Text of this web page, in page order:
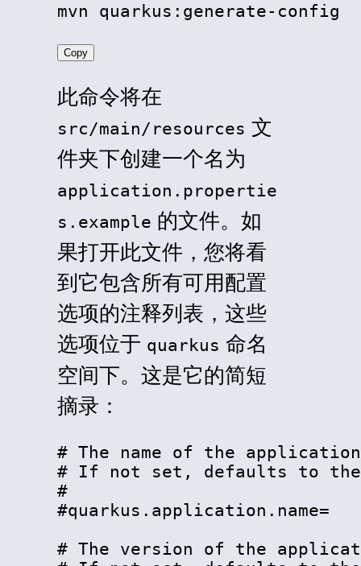
mvn quarkus:generate-config
Copy
此命令将在
src/main/resources 文
件夹下创建一个名为
application.propertie
s.example 的文件。如
果打开此文件，您将看
到它包含所有可用配置
选项的注释列表，这些
选项位于 quarkus 命名
空间下。这是它的简短
摘录：
# The name of the
# If not set, defaults to the
#
#quarkus.application.name=
# The version of the